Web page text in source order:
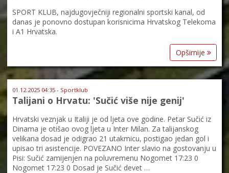
SPORT KLUB, najdugovječniji regionalni sportski kanal, od
danas je ponovno dostupan korisnicima Hrvatskog Telekoma
i A1 Hrvatska.
Opširnije
01.12.2025 04:35 - Sportklub
Talijani o Hrvatu: 'Sučić više nije genij'
Hrvatski veznjak u Italiji je od ljeta ove godine. Petar Sučić iz
Dinama je otišao ovog ljeta u Inter Milan. Za talijanskog
velikana dosad je odigrao 21 utakmicu, postigao jedan gol i
upisao tri asistencije. POVEZANO Inter slavio na gostovanju u
Pisi: Sučić zamijenjen na poluvremenu Nogomet 17:23 0
Nogomet 17:23 0 Dosad je Sučić devet …